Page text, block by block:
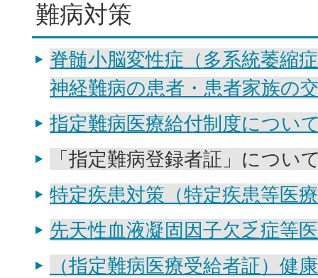
難病対策
脊髄小脳変性症（多系統萎縮
神経難病の患者・患者家族の
指定難病医療給付制度につい
「指定難病登録者証」につい
特定疾患対策（特定疾患等医
先天性血液凝固因子欠乏症等
（指定難病医療受給者証）健